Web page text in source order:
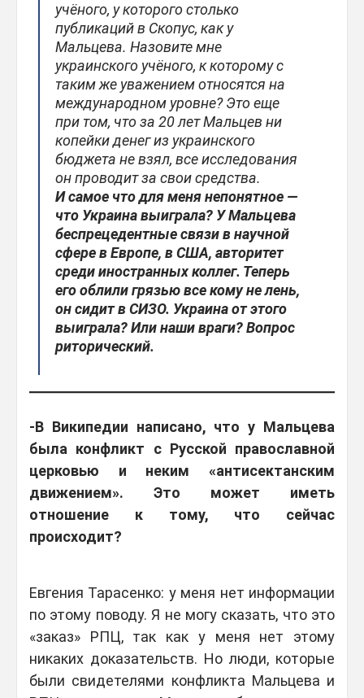
учёного, у которого столько
публикаций в Скопус, как у
Мальцева. Назовите мне
украинского учёного, к которому с
таким же уважением относятся на
международном уровне? Это еще
при том, что за 20 лет Мальцев ни
копейки денег из украинского
бюджета не взял, все исследования
он проводит за свои средства.
И самое что для меня непонятное —
что Украина выиграла? У Мальцева
беспрецедентные связи в научной
сфере в Европе, в США, авторитет
среди иностранных коллег. Теперь
его облили грязью все кому не лень,
он сидит в СИЗО. Украина от этого
выиграла? Или наши враги? Вопрос
риторический.
-В Википедии написано, что у Мальцева
была конфликт с Русской православной
церковью и неким «антисектанским
движением». Это может иметь
отношение к тому, что сейчас
происходит?
Евгения Тарасенко: у меня нет информации
по этому поводу. Я не могу сказать, что это
«заказ» РПЦ, так как у меня нет этому
никаких доказательств. Но люди, которые
были свидетелями конфликта Мальцева и